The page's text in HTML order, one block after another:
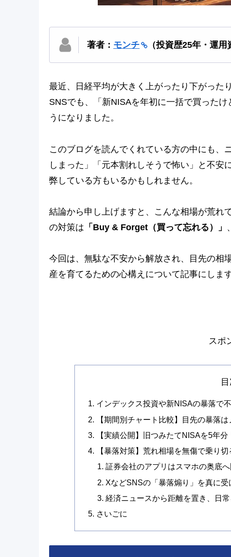
著者： モンチ （投資歴25年・運
最近、日経平均が大きく上がったり下がった
SNSでも、「新NISAを年初に一括で買った
うになりました。
このブログを読んでくれている方の中にも、
しまった」「元本割れしそうで怖い」と不安
弊している方もいるかもしれません。
結論から申し上げますと、こんな相場が荒れ
の対策は 「Buy & Forget（買って忘れる）」
今回は、無駄な不安から解放され、目先の相
産を育てるための心構えについて記事にします
スポ
インデックス投資や新NISAの暴落で
【期間別チャート比較】目先の暴落
【実績公開】旧つみたてNISAを5年
【暴落対策】荒れ相場を無傷で乗り
証券会社のアプリはスマホの奥底
XなどSNSの「暴落煽り」を真に受
経済ニュースから距離を置き、日
さいごに